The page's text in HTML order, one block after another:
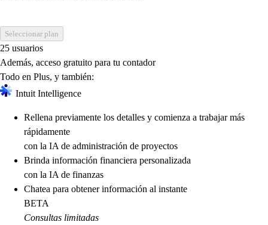
Seleccionar plan
25 usuarios
Además, acceso gratuito para tu contador
Todo en Plus, y también:
Intuit Intelligence
Rellena previamente los detalles y comienza a trabajar más
rápidamente
con la IA de administración de proyectos
Brinda información financiera personalizada
con la IA de finanzas
Chatea para obtener información al instante
BETA
Consultas limitadas